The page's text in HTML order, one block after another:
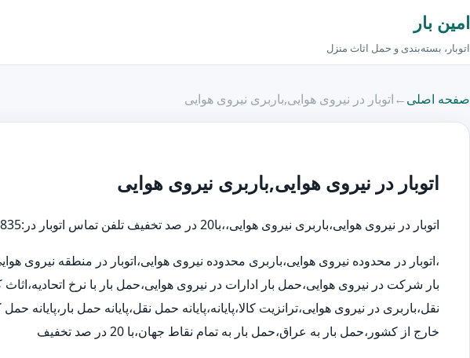
امین بار
اتوبار، بسته‌بندی و حمل اثاث منزل
صفحه اصلی←اتوبار در نیروی هوایی,باربری نیروی هوایی
اتوبار در نیروی هوایی,باربری نیروی هوایی
اتوبار در نیروی هوایی،باربری نیروی هوایی،،با20 در صد تخفیف تلفن تماس اتوبار در:88000835
،اتوبار در محدوده نیروی هوایی،باربری محدوده نیروی هوایی،اتوبار در منطقه نیروی
بار شرکت در نیروی هوایی،حمل بار ادارات در نیروی هوایی،حمل بار با نرخ
نقل،باربری در نیروی هوایی،ترانزیت کالا،پایانه،پایانه حمل نقل،پایانه حمل
خارج از کشور،حمل بار به عراق،حمل بار به تمام نقاط جهان،با 20 در صد تخفیف